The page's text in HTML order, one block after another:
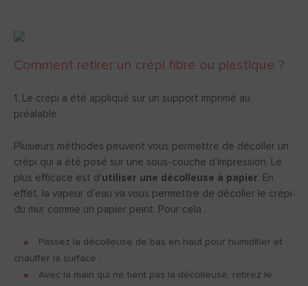
Comment retirer un crépi fibre ou plastique ?
1. Le crépi a été appliqué sur un support imprimé au
préalable
Plusieurs méthodes peuvent vous permettre de décoller un
crépi qui a été posé sur une sous-couche d’impression. Le
plus efficace est d’utiliser une décolleuse à papier. En
effet, la vapeur d’eau va vous permettre de décoller le crépi
du mur comme un papier peint. Pour cela :
Passez la décolleuse de bas en haut pour humidifier et
chauffer la surface ;
Avec la main qui ne tient pas la décolleuse, retirez le